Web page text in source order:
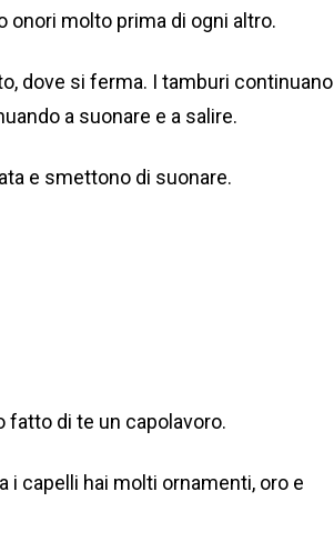
molto prima di ogni altro.
dove si ferma. I tamburi continuano
a suonare e a salire.
e smettono di suonare.
fatto di te un capolavoro.
i capelli hai molti ornamenti, oro e